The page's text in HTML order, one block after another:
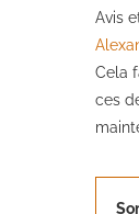
Avis
Cela
ces